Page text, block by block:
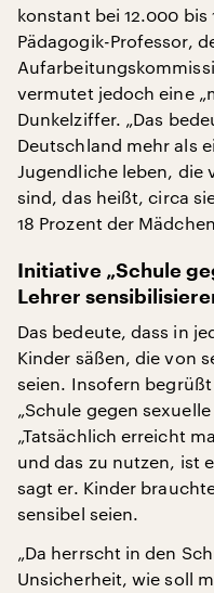
konstant bei 12.000 bis
Pädagogik-Professor,
vermutet jedoch eine
Dunkelziffer. „Das
Deutschland mehr als
Jugendliche leben, die
sind, das heißt, circa
18 Prozent der
Initiative „Schule
Lehrer
Das bedeute, dass in
Kinder säßen, die von
seien. Insofern
„Schule gegen
„Tatsächlich erreicht
und das zu nutzen, ist
sagt er. Kinder
sensibel seien.
„Da herrscht in den
Unsicherheit, wie soll